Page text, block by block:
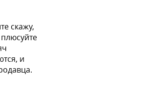
ICE, BLACK
скажу,
и